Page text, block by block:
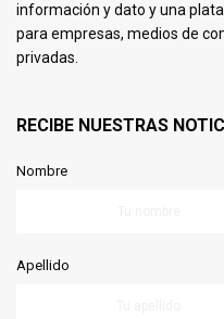
información y dato y una
para empresas, medios de
privadas.
RECIBE NUESTRAS
Nombre
Apellido